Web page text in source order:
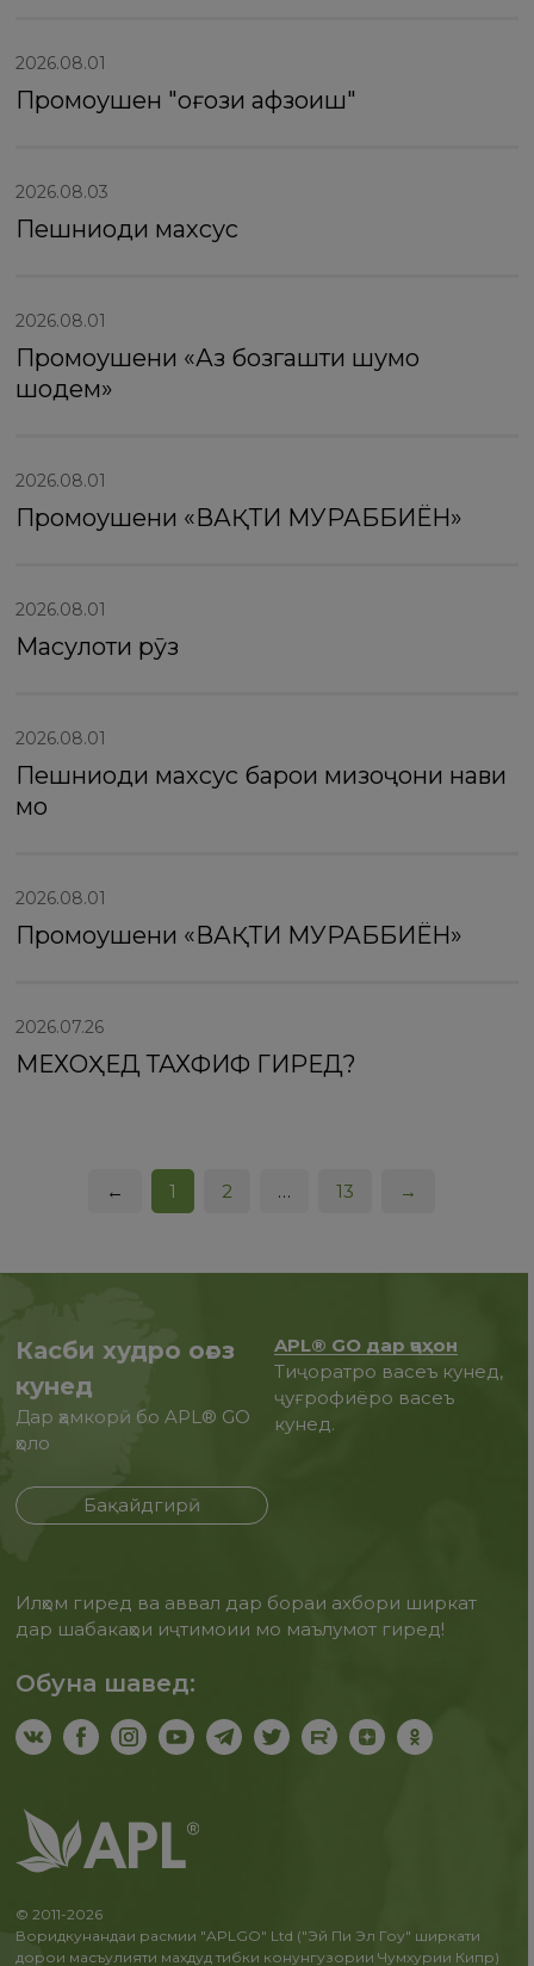
2026.08.01
Промоушен "оғози афзоиш"
2026.08.03
Пешниҳоди махсус
2026.08.01
Промоушени «Аз бозгашти шумо
шодем»
2026.08.01
Промоушени «ВАҚТИ МУРАББИЁН»
2026.08.01
Маҳсулоти рӯз
2026.08.01
Пешниҳоди махсус барои мизоҷони нави
мо
2026.08.01
Промоушени «ВАҚТИ МУРАББИЁН»
2026.07.26
МЕХОҲЕД ТАХФИФ ГИРЕД?
← 1 2 … 13 →
Касби худро оғоз
кунед
Дар ҳамкорӣ бо APL® GO
ҳоло
Бақайдгирӣ
APL® GO дар ҷаҳон
Тиҷоратро васеъ кунед,
ҷуғрофиёро васеъ
кунед.
Илҳом гиред ва аввал дар бораи ахбори ширкат
дар шабакаҳои иҷтимоии мо маълумот гиред!
Обуна шавед:
© 2011-2026
Воридкунандаи расмии "APLGO" Ltd ("Эй Пи Эл Гоу" ширкати
дорои масъулияти махдуд тибки конунгузории Чумхурии Кипр)